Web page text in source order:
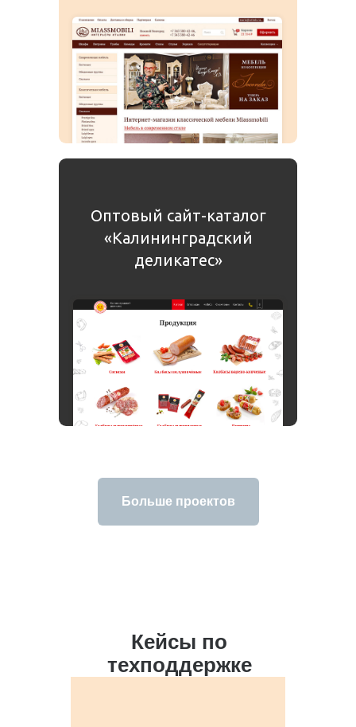
Оптовый сайт-каталог
«Калининградский
деликатес»
Больше проектов
Кейсы по
техподдержке